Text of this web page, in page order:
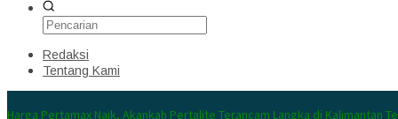
Redaksi
Tentang Kami
Harga Pertamax Naik, Akankah Pertalite Terancam Langka di Kalimantan